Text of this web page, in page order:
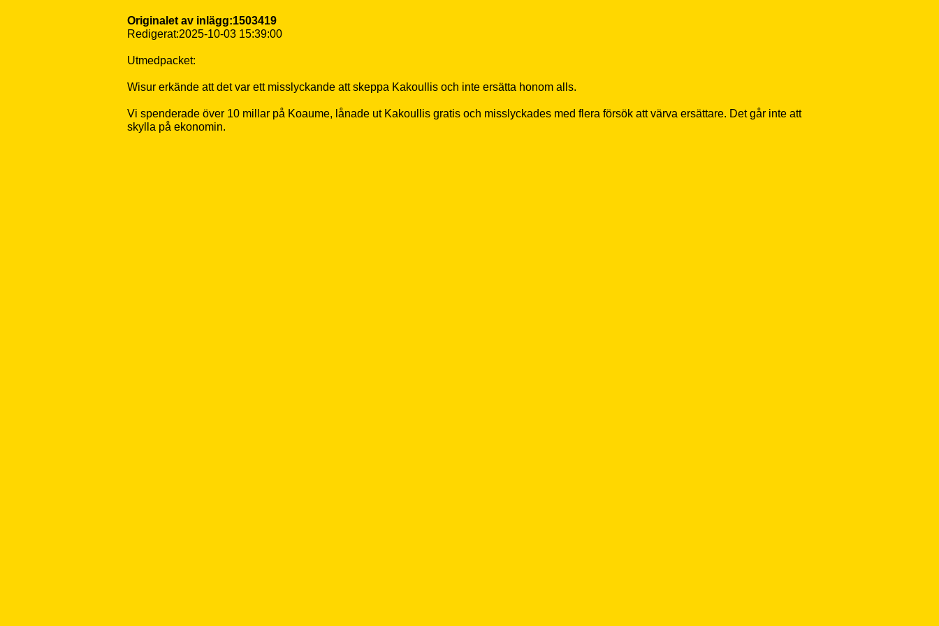
Originalet av inlägg:1503419
Redigerat:2025-10-03 15:39:00
Utmedpacket:
Wisur erkände att det var ett misslyckande att skeppa Kakoullis och inte ersätta honom alls.
Vi spenderade över 10 millar på Koaume, lånade ut Kakoullis gratis och misslyckades med flera försök att värva ersättare. Det går inte att
skylla på ekonomin.